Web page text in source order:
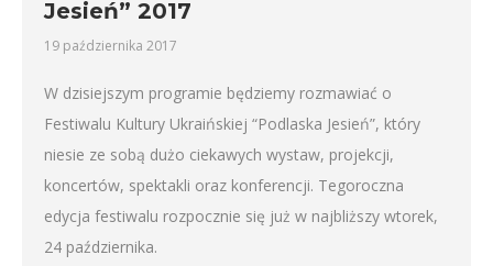
Jesień” 2017
19 października 2017
W dzisiejszym programie będziemy rozmawiać o
Festiwalu Kultury Ukraińskiej “Podlaska Jesień”, który
niesie ze sobą dużo ciekawych wystaw, projekcji,
koncertów, spektakli oraz konferencji. Tegoroczna
edycja festiwalu rozpocznie się już w najbliższy wtorek,
24 października.